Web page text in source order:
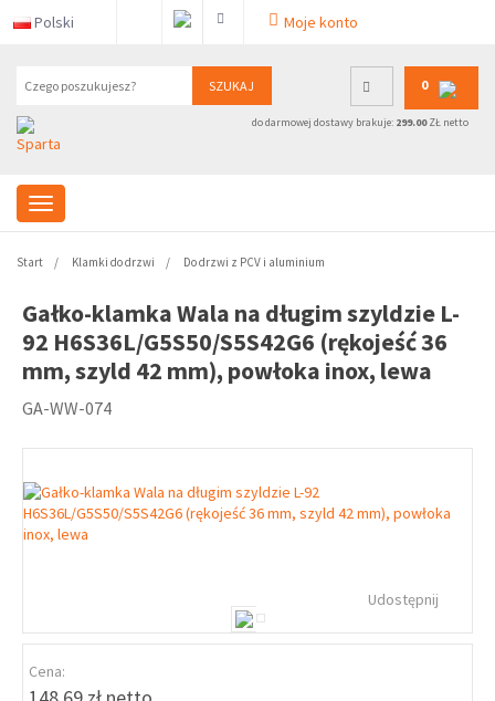
Polski Moje konto
SZUKAJ 0
do darmowej dostawy brakuje: 299.00ZŁ netto
Start Klamki do drzwi Do drzwi z PCV i aluminium
Gałko-klamka Wala na długim szyldzie L-
92 H6S36L/G5S50/S5S42G6 (rękojeść 36
mm, szyld 42 mm), powłoka inox, lewa
GA-WW-074
Udostępnij
Cena: